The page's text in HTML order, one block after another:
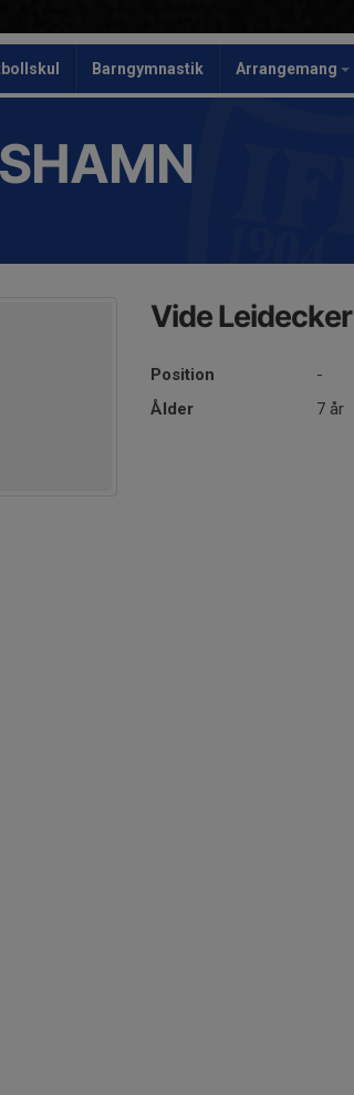
Barngymnastik Arrangemang
Vide Leidecker
Position
-
Ålder
7 år